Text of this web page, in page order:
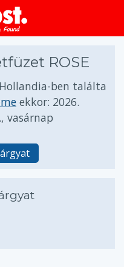
ROSE
ben találta
ekkor: 2026.
vasárnap